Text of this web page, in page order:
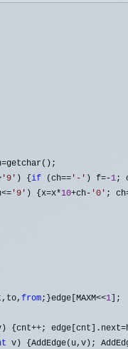
getchar();
'9' ) { if (ch==' - ' ) f=-1;
'9' ) {x=x*10+ch- '0' ;
from;}edge[MAXM<<1
{cnt++;